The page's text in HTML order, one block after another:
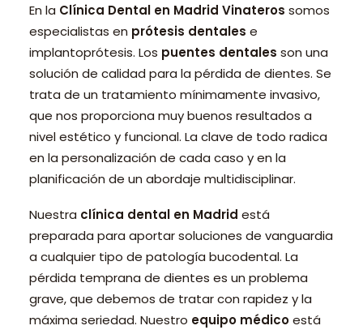
En la Clínica Dental en Madrid Vinateros somos
especialistas en prótesis dentales e
implantoprótesis. Los puentes dentales son una
solución de calidad para la pérdida de dientes. Se
trata de un tratamiento mínimamente invasivo,
que nos proporciona muy buenos resultados a
nivel estético y funcional. La clave de todo radica
en la personalización de cada caso y en la
planificación de un abordaje multidisciplinar.
Nuestra clínica dental en Madrid está
preparada para aportar soluciones de vanguardia
a cualquier tipo de patología bucodental. La
pérdida temprana de dientes es un problema
grave, que debemos de tratar con rapidez y la
máxima seriedad. Nuestro equipo médicoestá